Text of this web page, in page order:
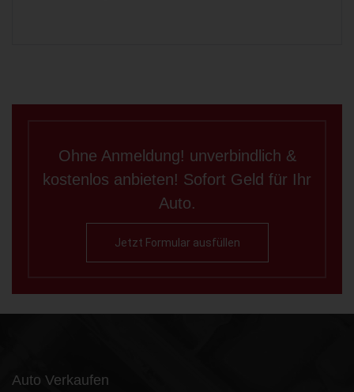
Ohne Anmeldung! unverbindlich &
kostenlos anbieten! Sofort Geld für Ihr
Auto.
Jetzt Formular ausfüllen
Auto Verkaufen